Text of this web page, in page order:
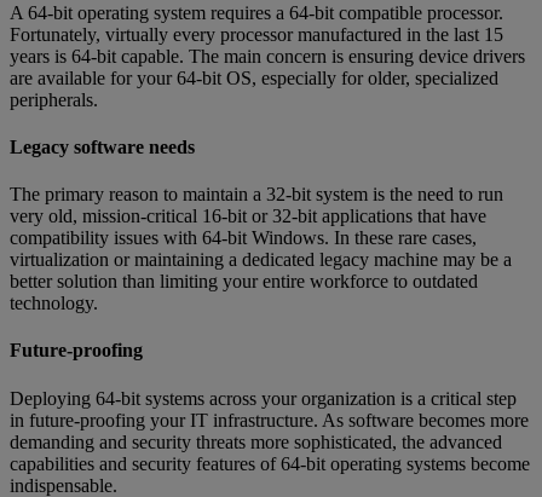
A 64-bit operating system requires a 64-bit compatible processor.
Fortunately, virtually every processor manufactured in the last 15
years is 64-bit capable. The main concern is ensuring device drivers
are available for your 64-bit OS, especially for older, specialized
peripherals.
Legacy software needs
The primary reason to maintain a 32-bit system is the need to run
very old, mission-critical 16-bit or 32-bit applications that have
compatibility issues with 64-bit Windows. In these rare cases,
virtualization or maintaining a dedicated legacy machine may be a
better solution than limiting your entire workforce to outdated
technology.
Future-proofing
Deploying 64-bit systems across your organization is a critical step
in future-proofing your IT infrastructure. As software becomes more
demanding and security threats more sophisticated, the advanced
capabilities and security features of 64-bit operating systems become
indispensable.